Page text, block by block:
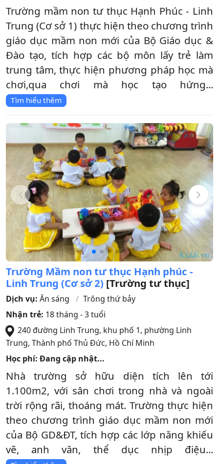
Trường mầm non tư thục Hạnh Phúc - Linh
Trung (Cơ sở 1) thực hiện theo chương trình
giáo dục mầm non mới của Bộ Giáo dục &
Đào tạo, tích hợp các bộ môn lấy trẻ làm
trung tâm, thực hiện phương pháp học mà
chơi,qua chơi mà học tạo hứng...
Tìm hiểu thêm
Trường Mầm non tư thục Hạnh phúc -
Linh Trung (Cơ sở 2) [Trường tư thục]
Dịch vụ: Ăn sáng
Trông thứ bảy
Nhận trẻ: 18 tháng - 3 tuổi
240 đường Linh Trung, khu phố 1, phường Linh
Trung, Thành phố Thủ Đức, Hồ Chí Minh
Học phí: Đang cập nhật...
Nhà trường sở hữu diện tích lên tới
1.100m2, với sân chơi trong nhà và ngoài
trời rộng rãi, thoáng mát. Trường thực hiện
theo chương trình giáo dục mầm non mới
của Bộ GD&ĐT, tích hợp các lớp năng khiếu
vẽ, anh văn, thể dục nhịp điệu...